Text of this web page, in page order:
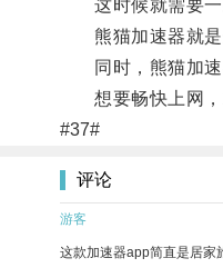
这时候就需要一
熊猫加速器就是
同时，熊猫加速
想要畅快上网，
#37#
评论
游客
这款加速器app简直是居家